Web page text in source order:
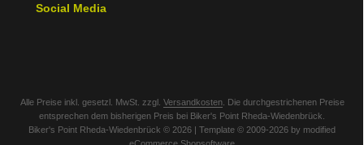
Social Media
Alle Preise inkl. gesetzl. MwSt. zzgl. Versandkosten. Die durchgestrichenen Preise
entsprechen dem bisherigen Preis bei Biker's Point Rheda-Wiedenbrück.
Biker's Point Rheda-Wiedenbrück © 2026 | Template © 2009-2026 by modified